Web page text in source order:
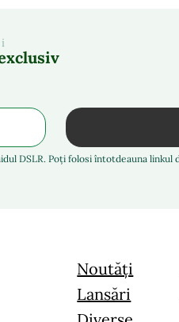
DSLR. Poți folosi întotdeauna linkul
Noutăți
Lansări